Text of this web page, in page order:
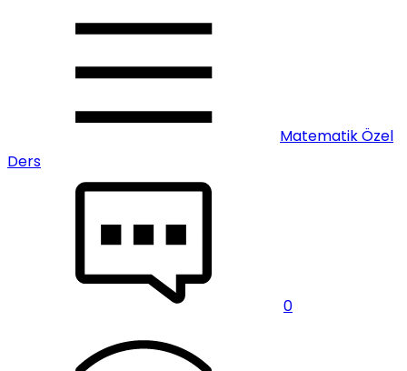
Matematik Özel
Ders
0